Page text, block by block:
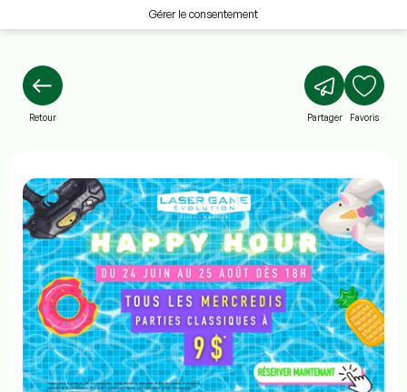
Gérer le consentement
Retour Partager Favoris